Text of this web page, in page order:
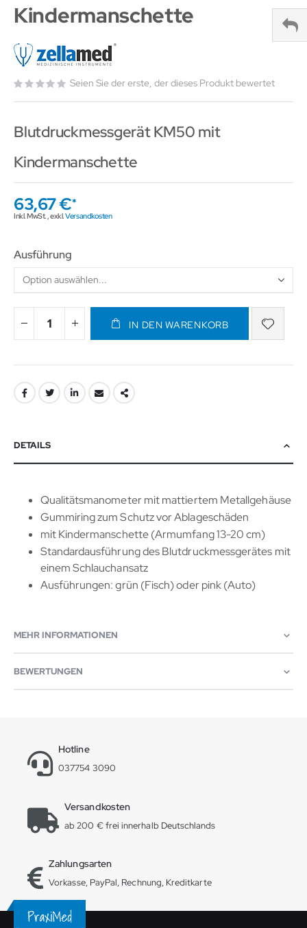
Kindermanschette
Seien Sie der erste, der dieses Produkt bewertet
Blutdruckmessgerät KM50 mit
Kindermanschette
63,67 €
Inkl. MwSt.,exkl.Versandkosten
Ausführung
IN DEN WARENKORB
DETAILS
Qualitätsmanometer mit mattiertem Metallgehäuse
Gummiring zum Schutz vor Ablageschäden
mit Kindermanschette (Armumfang 13-20 cm)
Standardausführung des Blutdruckmessgerätes mit
einem Schlauchansatz
Ausführungen: grün (Fisch) oder pink (Auto)
MEHR INFORMATIONEN
BEWERTUNGEN
Hotline
037754 3090
Versandkosten
ab 200 € frei innerhalb Deutschlands
Zahlungsarten
Vorkasse, PayPal, Rechnung, Kreditkarte